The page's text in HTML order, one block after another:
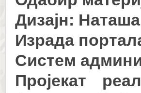
Дизајн:
Израда
Систем
Пројекат